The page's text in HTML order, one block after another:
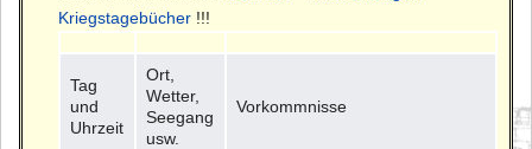
Kriegstagebücher !!!
Tag
und
Uhrzeit
Ort,
Wetter,
Seegang
usw.
Vorkommnisse